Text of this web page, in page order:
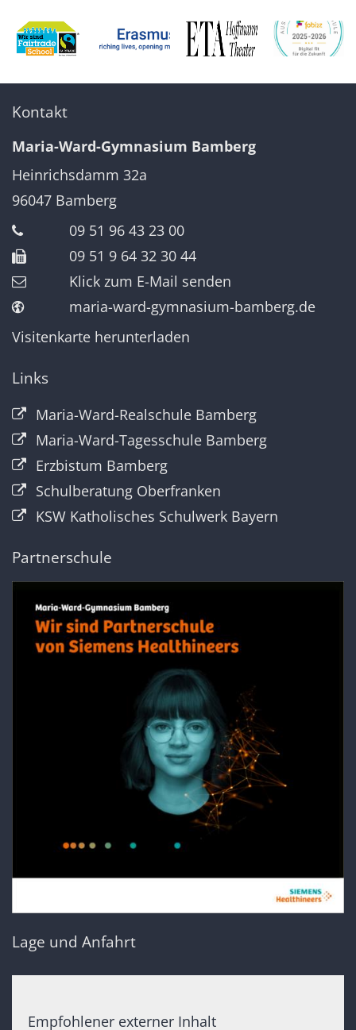
Kontakt
Maria-Ward-Gymnasium Bamberg
Heinrichsdamm 32a
96047 Bamberg
09 51 96 43 23 00
09 51 9 64 32 30 44
Klick zum E-Mail senden
maria-ward-gymnasium-bamberg.de
Visitenkarte herunterladen
Links
Maria-Ward-Realschule Bamberg
Maria-Ward-Tagesschule Bamberg
Erzbistum Bamberg
Schulberatung Oberfranken
KSW Katholisches Schulwerk Bayern
Partnerschule
Lage und Anfahrt
Empfohlener externer Inhalt